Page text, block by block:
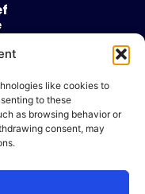
like cookies to
to these
as browsing behavior or
consent, may